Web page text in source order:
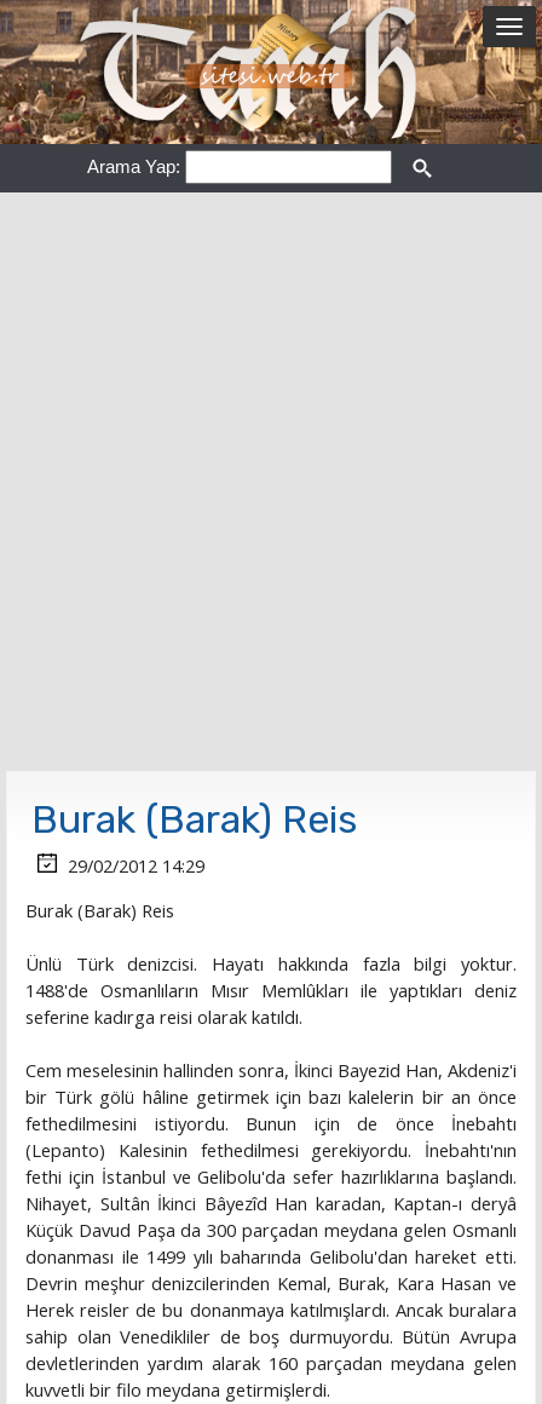
Arama Yap:
Burak (Barak) Reis
29/02/2012 14:29
Burak (Barak) Reis
Ünlü Türk denizcisi. Hayatı hakkında fazla bilgi yoktur.
1488'de Osmanlıların Mısır Memlûkları ile yaptıkları deniz
seferine kadırga reisi olarak katıldı.
Cem meselesinin hallinden sonra, İkinci Bayezid Han, Akdeniz'i
bir Türk gölü hâline getirmek için bazı kalelerin bir an önce
fethedilmesini istiyordu. Bunun için de önce İnebahtı
(Lepanto) Kalesinin fethedilmesi gerekiyordu. İnebahtı'nın
fethi için İstanbul ve Gelibolu'da sefer hazırlıklarına başlandı.
Nihayet, Sultân İkinci Bâyezîd Han karadan, Kaptan-ı deryâ
Küçük Davud Paşa da 300 parçadan meydana gelen Osmanlı
donanması ile 1499 yılı baharında Gelibolu'dan hareket etti.
Devrin meşhur denizcilerinden Kemal, Burak, Kara Hasan ve
Herek reisler de bu donanmaya katılmışlardı. Ancak buralara
sahip olan Venedikliler de boş durmuyordu. Bütün Avrupa
devletlerinden yardım alarak 160 parçadan meydana gelen
kuvvetli bir filo meydana getirmişlerdi.